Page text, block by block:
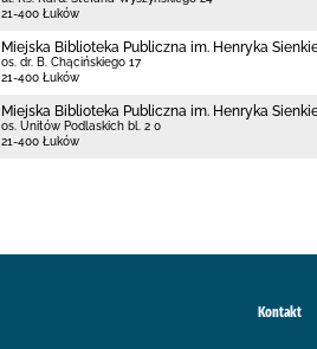
21-400 Łuków
Miejska Biblioteka Publiczna im. Henryka
os. dr. B. Chącińskiego 17
21-400 Łuków
Miejska Biblioteka Publiczna im. Henryka
os. Unitów Podlaskich bl. 2 0
21-400 Łuków
Kontakt